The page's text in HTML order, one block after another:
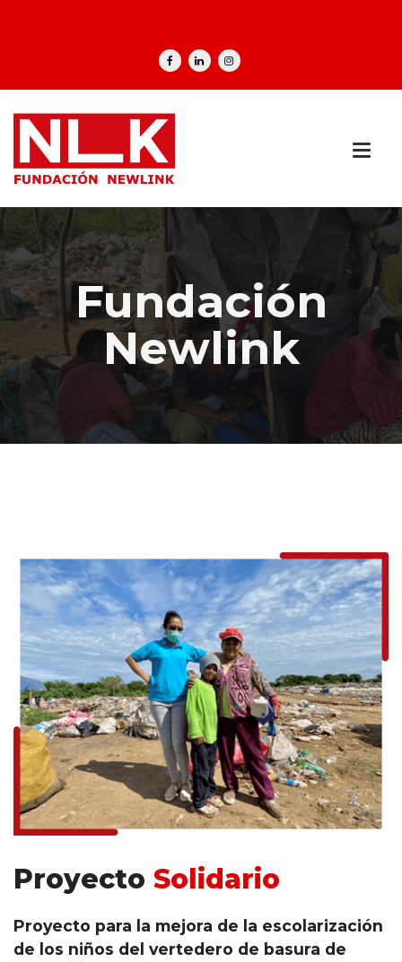
Fundación
Newlink
Proyecto Solidario
Proyecto para la mejora de la escolarización
de los niños del vertedero de basura de